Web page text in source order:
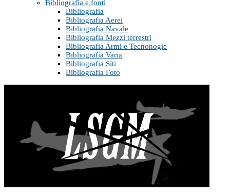
Bibliografia e fonti
Bibliografia
Bibliografia Aerei
Bibliografia Navale
Bibliografia Mezzi terrestri
Bibliografia Armi e Tecnonogie
Bibliografia Varia
Bibliografia Siti
Bibliografia Foto